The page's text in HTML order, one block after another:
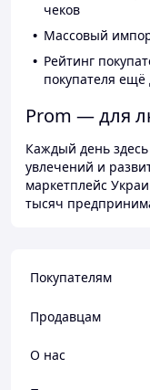
чеков
Массовый
Рейтинг
покупателя ещё
Prom — для
Каждый день
увлечений и
маркетплейс
тысяч
Покупателям
Продавцам
О нас